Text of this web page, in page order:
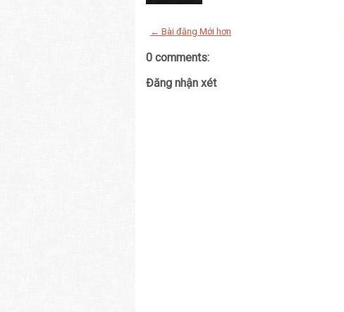
← Bài đăng Mới hơn
0 comments:
Đăng nhận xét